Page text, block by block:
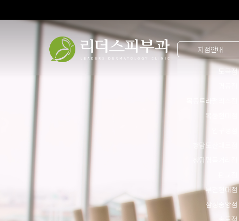
지점안내
도곡점
목동트라팰리스점
목동현대점
청담도산대로점
청담명품거리점
부천현대점
삼성중앙점
송도점